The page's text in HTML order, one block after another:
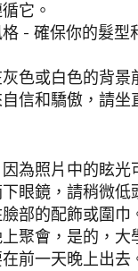
它。
- 確保你的髮型
色或白色的背景
信和驕傲，請坐
為照片中的眩光
眼鏡，請稍微低
部的配飾或圍巾
聚會，是的，大
前一天晚上出去